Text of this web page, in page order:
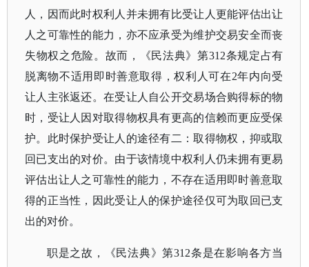
人，因而此时权利人并未拥有比受让人更能评估出让
人之可靠性的能力，亦不应承受为维护交易安全而丧
失物权之危险。故而，《民法典》第312条规定占有
脱离物不适用即时善意取得，权利人可在2年内向受
让人主张返还。在受让人自公开交易场合购得标的物
时，受让人因对取得物权具有更高的信赖而更应受保
护。此时保护受让人的途径有二：取得物权，抑或取
回已支出的对价。由于该情境中权利人仍未拥有更易
评估出让人之可靠性的能力，不存在适用即时善意取
得的正当性，因此受让人的保护途径仅可为取回已支
出的对价。
职是之故，《民法典》第312条是在影响各方当